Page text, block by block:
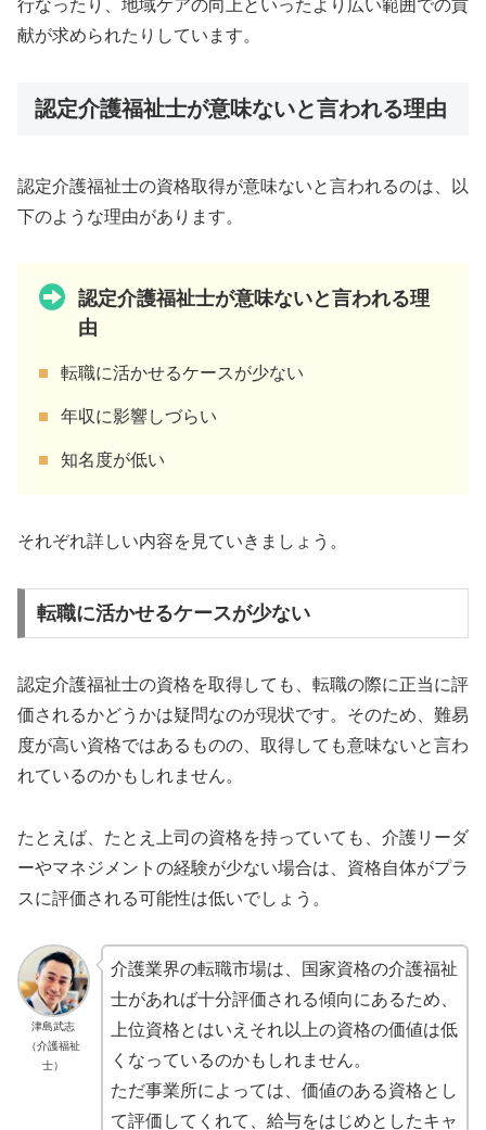
行なったり、地域ケアの向上といったより広い範囲での貢
献が求められたりしています。
認定介護福祉士が意味ないと言われる理由
認定介護福祉士の資格取得が意味ないと言われるのは、以
下のような理由があります。
認定介護福祉士が意味ないと言われる理
由
転職に活かせるケースが少ない
年収に影響しづらい
知名度が低い
それぞれ詳しい内容を見ていきましょう。
転職に活かせるケースが少ない
認定介護福祉士の資格を取得しても、転職の際に正当に評
価されるかどうかは疑問なのが現状です。そのため、難易
度が高い資格ではあるものの、取得しても意味ないと言わ
れているのかもしれません。
たとえば、たとえ上司の資格を持っていても、介護リーダ
ーやマネジメントの経験が少ない場合は、資格自体がプラ
スに評価される可能性は低いでしょう。
津島武志
（介護福祉
士）
介護業界の転職市場は、国家資格の介護福祉
士があれば十分評価される傾向にあるため、
上位資格とはいえそれ以上の資格の価値は低
くなっているのかもしれません。
ただ事業所によっては、価値のある資格とし
て評価してくれて、給与をはじめとしたキャ